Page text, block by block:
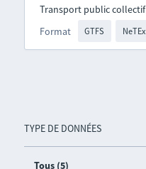
TYPE DE DONNÉES
Tous (5)
Format GTFS NeTEx
Transport public collectif